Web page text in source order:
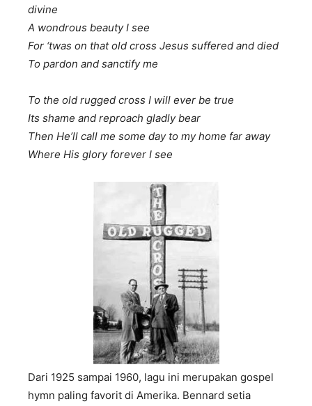
divine
A wondrous beauty I see
For ‘twas on that old cross Jesus suffered and died
To pardon and sanctify me
To the old rugged cross I will ever be true
Its shame and reproach gladly bear
Then He’ll call me some day to my home far away
Where His glory forever I see
Dari 1925 sampai 1960, lagu ini merupakan gospel
hymn paling favorit di Amerika. Bennard setia